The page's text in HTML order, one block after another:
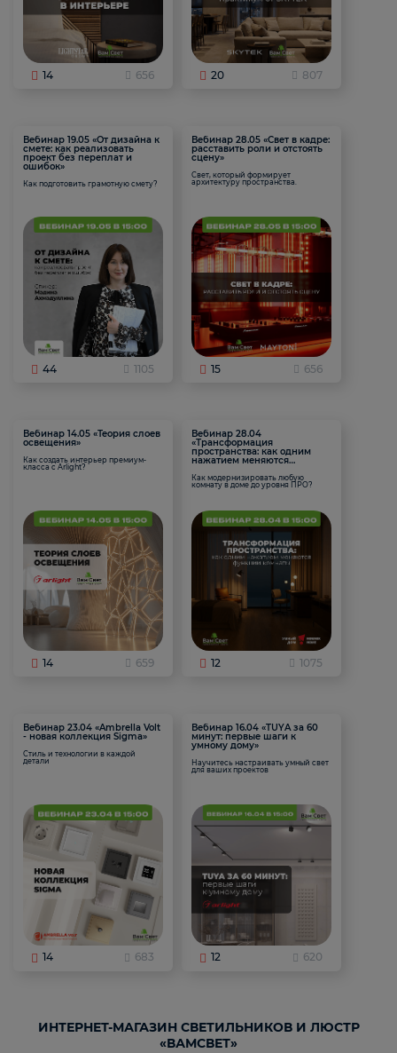
14 656 20 807
Вебинар 19.05 «От дизайна к
смете: как реализовать
проект без переплат и
ошибок»
Как подготовить грамотную смету?
44 1105
Вебинар 28.05 «Свет в кадре:
расставить роли и отстоять
сцену»
Свет, который формирует
архитектуру пространства.
15 656
Вебинар 14.05 «Теория слоев
освещения»
Как создать интерьер премиум-
класса с Arlight?
14 659
Вебинар 28.04
«Трансформация
пространства: как одним
нажатием меняются
Как модернизировать любую
комнату в доме до уровня ПРО?
12 1075
Вебинар 23.04 «Ambrella Volt
- новая коллекция Sigma»
Стиль и технологии в каждой
детали
14 683
Вебинар 16.04 «TUYA за 60
минут: первые шаги к
умному дому»
Научитесь настраивать умный свет
для ваших проектов
12 620
ИНТЕРНЕТ-МАГАЗИН СВЕТИЛЬНИКОВ И ЛЮСТР
«ВАМСВЕТ»